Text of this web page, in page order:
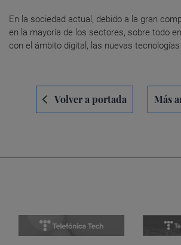
En la sociedad actual, debido a la gran
en la mayoría de los sectores, sobre todo
con el ámbito digital, las nuevas tecnologías
Navegación
entradas
Volver a portada Más